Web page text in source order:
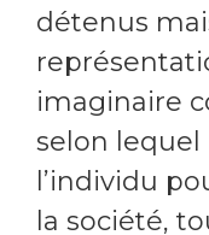
détenus
imaginaire
selon lequel
l’individu
la société,